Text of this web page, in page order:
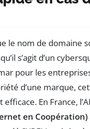
le nom de domaine
s’agit d’un
pour les
d’une marque,
En France,
en Coopération)